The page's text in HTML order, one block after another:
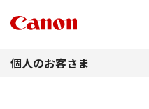
個人のお客さま